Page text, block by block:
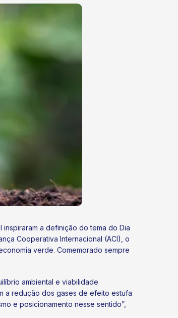
a definição do tema do Dia
Cooperativa Internacional (ACI), o
verde. Comemorado sempre
ambiental e viabilidade
a redução dos gases de efeito estufa
e posicionamento nesse sentido”,